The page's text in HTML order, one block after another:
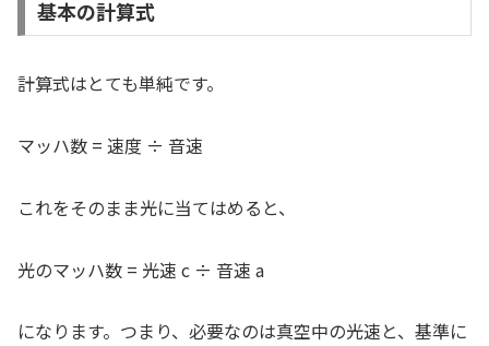
基本の計算式
計算式はとても単純です。
マッハ数 = 速度 ÷ 音速
これをそのまま光に当てはめると、
光のマッハ数 = 光速 c ÷ 音速 a
になります。つまり、必要なのは真空中の光速と、基準に